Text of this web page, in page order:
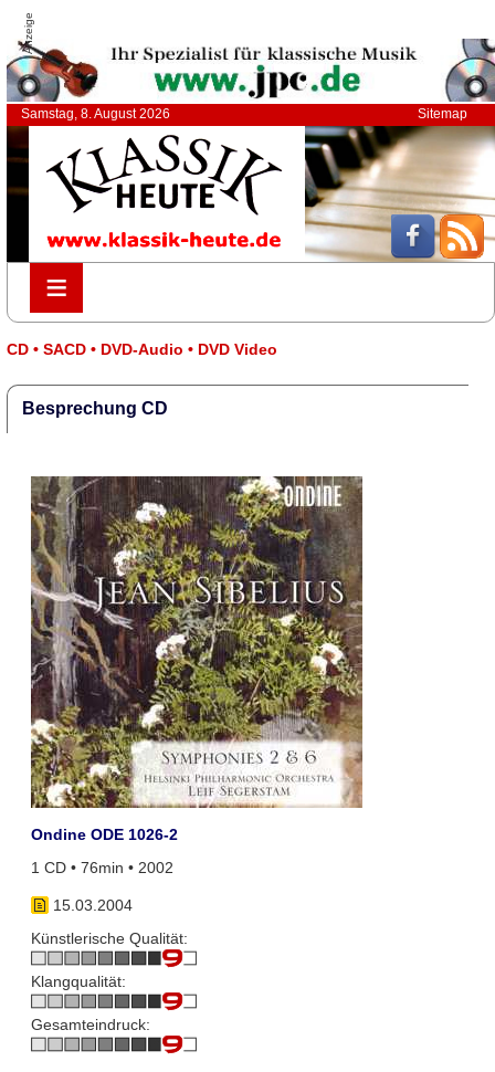
Anzeige
Samstag, 8. August 2026 Sitemap
≡
≡
CD • SACD • DVD-Audio • DVD Video
Besprechung CD
Ondine ODE 1026-2
1 CD • 76min • 2002
15.03.2004
Künstlerische Qualität:
Klangqualität:
Gesamteindruck: